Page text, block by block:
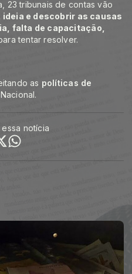
23 tribunais de contas vão
ideia e descobrir as causas
falta de capacitação,
tentar resolver.
as políticas de
notícia